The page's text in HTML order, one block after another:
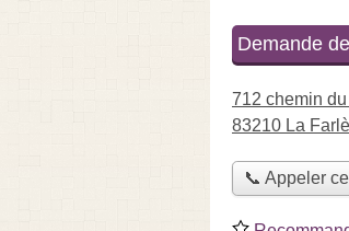
Demande
712 chemin du
83210 La
📞 Appeler